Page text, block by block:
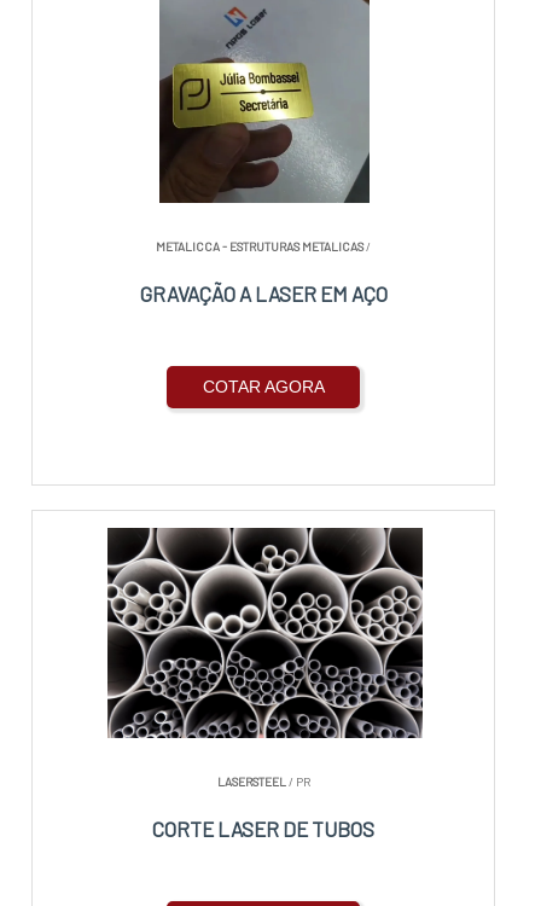
METALICCA - ESTRUTURAS METALICAS/
GRAVAÇÃO A LASER EM AÇO
COTAR AGORA
LASERSTEEL / PR
CORTE LASER DE TUBOS